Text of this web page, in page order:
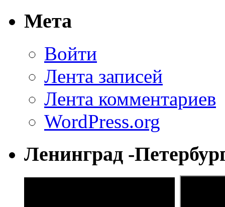
Мета
Войти
Лента записей
Лента комментариев
WordPress.org
Ленинград -